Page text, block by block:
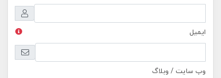
ایمیل
وب سایت / وبلاگ